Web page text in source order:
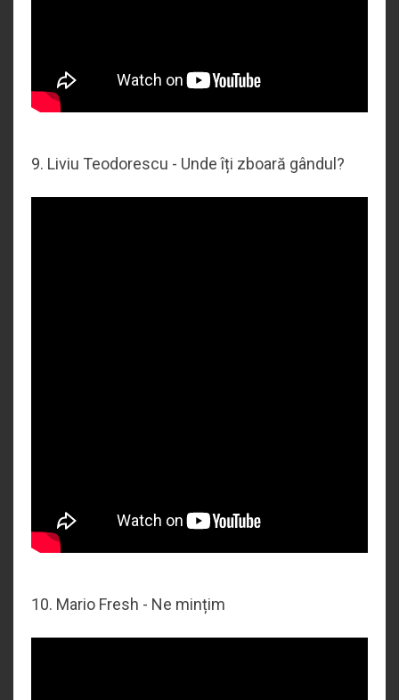
9. Liviu Teodorescu - Unde îți zboară gândul?
10. Mario Fresh - Ne mințim